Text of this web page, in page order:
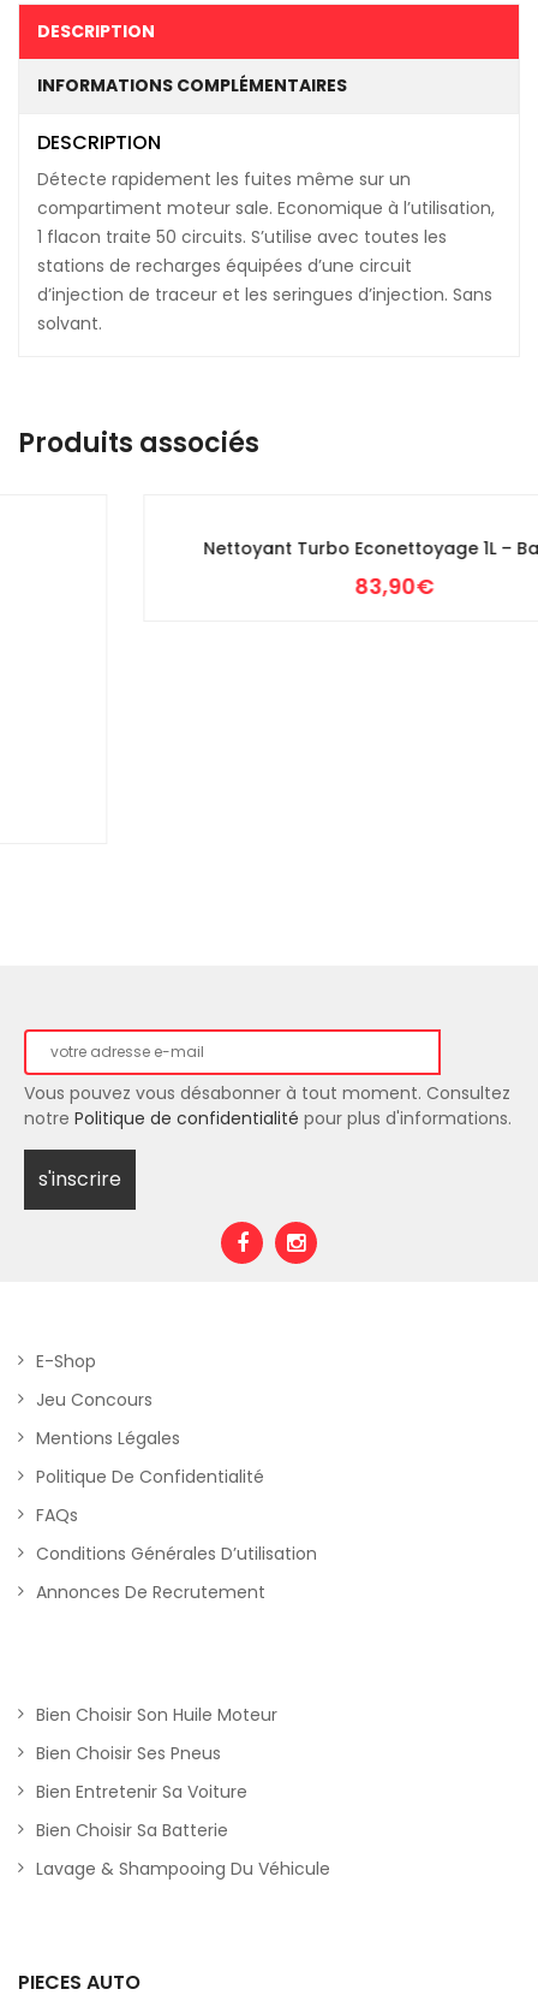
DESCRIPTION
INFORMATIONS COMPLÉMENTAIRES
DESCRIPTION
Détecte rapidement les fuites même sur un
compartiment moteur sale. Economique à l’utilisation,
1 flacon traite 50 circuits. S’utilise avec toutes les
stations de recharges équipées d’une circuit
d’injection de traceur et les seringues d’injection. Sans
solvant.
Produits associés
Nettoyant Turbo Econettoyage 1L – Bardahl
Vous pouvez vous désabonner à tout moment. Consultez
notre Politique de confidentialité pour plus d'informations.
E-Shop
Jeu Concours
Mentions Légales
Politique De Confidentialité
FAQs
Conditions Générales D’utilisation
Annonces De Recrutement
Bien Choisir Son Huile Moteur
Bien Choisir Ses Pneus
Bien Entretenir Sa Voiture
Bien Choisir Sa Batterie
Lavage & Shampooing Du Véhicule
PIECES AUTO